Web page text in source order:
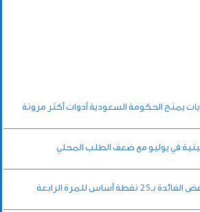
يمنح الحكومة السعودية أدوات أكثر مرونة
في يوليو مع ضعف الطلب المحلي
أساس للمرة الرابعة